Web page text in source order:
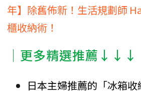
年】除舊佈新！生活規劃師
櫃收納術！
│更多精選推薦↓↓↓
日本主婦推薦的「冰箱